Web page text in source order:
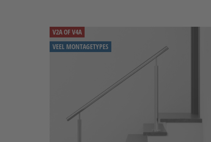
V2A OF V4A
VEEL MONTAGETYPES